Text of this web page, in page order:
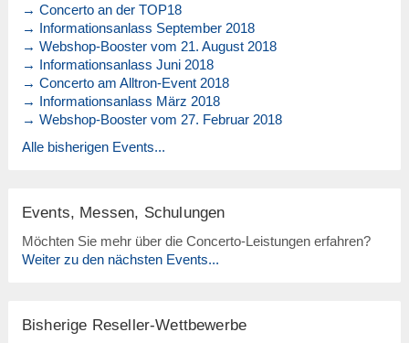
→ Concerto an der TOP18
→ Informationsanlass September 2018
→ Webshop-Booster vom 21. August 2018
→ Informationsanlass Juni 2018
→ Concerto am Alltron-Event 2018
→ Informationsanlass März 2018
→ Webshop-Booster vom 27. Februar 2018
Alle bisherigen Events...
Events, Messen, Schulungen
Möchten Sie mehr über die Concerto-Leistungen erfahren?
Weiter zu den nächsten Events...
Bisherige Reseller-Wettbewerbe